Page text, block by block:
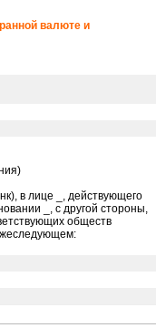
валюте и
в лице _, действующего
_, с другой стороны,
обществ